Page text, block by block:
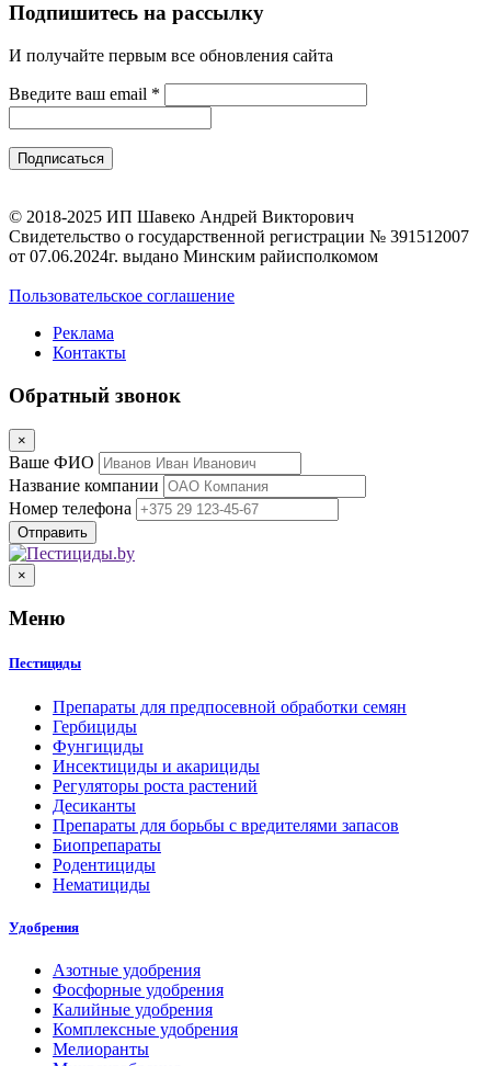
Подпишитесь на рассылку
И получайте первым все обновления сайта
Введите ваш email *
© 2018-2025 ИП Шавеко Андрей Викторович
Свидетельство о государственной регистрации № 391512007
от 07.06.2024г. выдано Минским райисполкомом
Пользовательское соглашение
Реклама
Контакты
Обратный звонок
×
Ваше ФИО
Название компании
Номер телефона
×
Меню
Пестициды
Препараты для предпосевной обработки семян
Гербициды
Фунгициды
Инсектициды и акарициды
Регуляторы роста растений
Десиканты
Препараты для борьбы с вредителями запасов
Биопрепараты
Родентициды
Нематициды
Удобрения
Азотные удобрения
Фосфорные удобрения
Калийные удобрения
Комплексные удобрения
Мелиоранты